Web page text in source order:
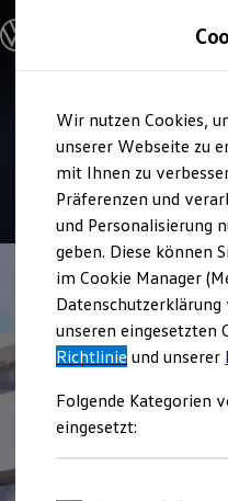
Hauptinhalt
springen
Footer
springen
Modelle und
Modelle
Elektroautos
ENERGY
Nutzfahrzeuge
SUV und CUV
Familienautos
Kombis
Kompaktwagen
Sportwagen
Schnell verfügbare
Angebote und Produkte
Aktuelle Angebote
E-Auto-Förderung
Volkswagen
Junge
Volkswagen
Zubehör- und
Service
Autohaus
4.9| 267
Wir nutzen Cookies,
unserer Webseite zu
mit Ihnen zu
Präferenzen und
und Personalisierung
geben. Diese können
im Cookie Manager
unseren eingesetzten
Richtlinie und unserer
Folgende Kategorien
eingesetzt: